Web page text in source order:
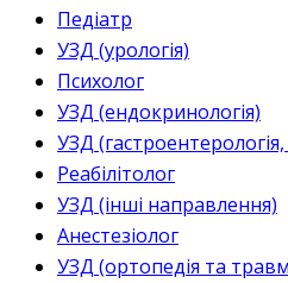
Педіатр
УЗД (урологія)
Психолог
УЗД (ендокринологія)
УЗД (гастроентерологія,
Реабілітолог
УЗД (інші направлення)
Анестезіолог
УЗД (ортопедія та